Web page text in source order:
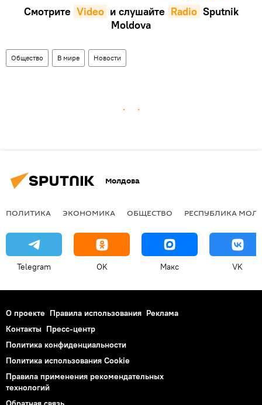
Смотрите Video и слушайте Radio Sputnik
Moldova
Общество В мире Новости
Молдова
ПОЛИТИКА ЭКОНОМИКА ОБЩЕСТВО РЕСПУБЛИКА
Telegram OK Макс VK
О проекте Правила использования Реклама
Контакты Пресс-центр
Политика конфиденциальности
Политика использования Cookie
Правила применения рекомендательных
технологий